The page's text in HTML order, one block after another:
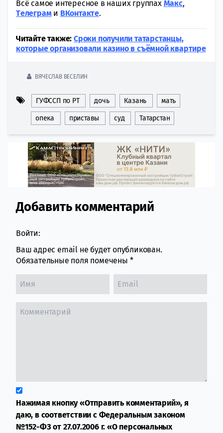
Всё самое интересное в наших группах Макс,
Tелеграми ВКонтакте.
Читайте также: Сроки получили татарстанцы,
которые организовали казино в съёмной квартире
ВЯЧЕСЛАВ ВЕСЕЛИН
ГУФССП по РТ дочь Казань мать
опека приставы суд Татарстан
Comment section
Добавить комментарий
Войти:
Ваш адрес email не будет опубликован.
Обязательные поля помечены *
Нажимая кнопку «Отправить комментарий», я
даю, в соответствии с Федеральным законом
№152-ФЗ от 27.07.2006 г. «О персональных